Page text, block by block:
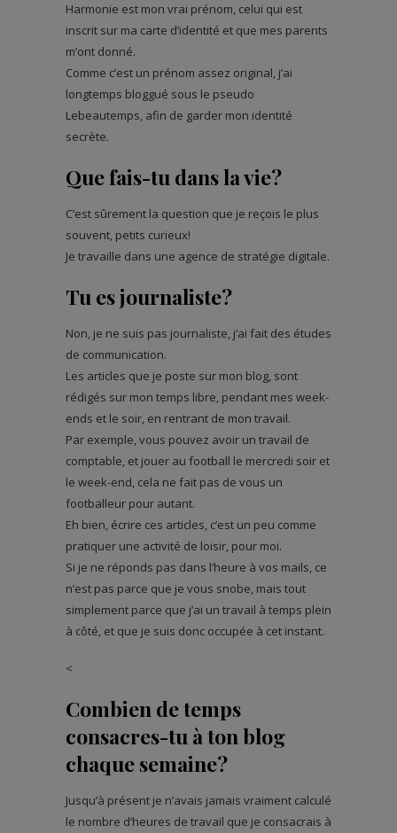
Harmonie est mon vrai prénom, celui qui est
inscrit sur ma carte d’identité et que mes parents
m’ont donné.
Comme c’est un prénom assez original, j’ai
longtemps bloggué sous le pseudo
Lebeautemps, afin de garder mon identité
secrète.
Que fais-tu dans la vie?
C’est sûrement la question que je reçois le plus
souvent, petits curieux!
Je travaille dans une agence de stratégie digitale.
Tu es journaliste?
Non, je ne suis pas journaliste, j’ai fait des études
de communication.
Les articles que je poste sur mon blog, sont
rédigés sur mon temps libre, pendant mes week-
ends et le soir, en rentrant de mon travail.
Par exemple, vous pouvez avoir un travail de
comptable, et jouer au football le mercredi soir et
le week-end, cela ne fait pas de vous un
footballeur pour autant.
Eh bien, écrire ces articles, c’est un peu comme
pratiquer une activité de loisir, pour moi.
Si je ne réponds pas dans l’heure à vos mails, ce
n’est pas parce que je vous snobe, mais tout
simplement parce que j’ai un travail à temps plein
à côté, et que je suis donc occupée à cet instant.
<
Combien de temps
consacres-tu à ton blog
chaque semaine?
Jusqu’à présent je n’avais jamais vraiment calculé
le nombre d’heures de travail que je consacrais à